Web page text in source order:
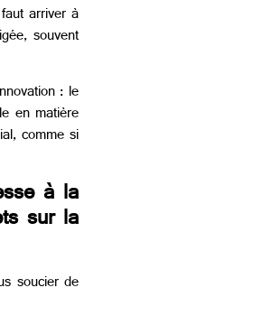
arriver à
souvent
: le
en matière
comme si
à la
sur la
soucier de